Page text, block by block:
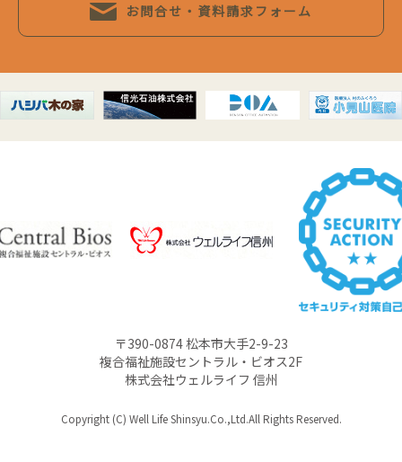
お問合せ・資料請求フォーム
〒390-0874 松本市大手2-9-23
複合福祉施設セントラル・ビオス2F
株式会社ウェルライフ 信州
Copyright (C) Well Life Shinsyu.Co.,Ltd.All Rights Reserved.